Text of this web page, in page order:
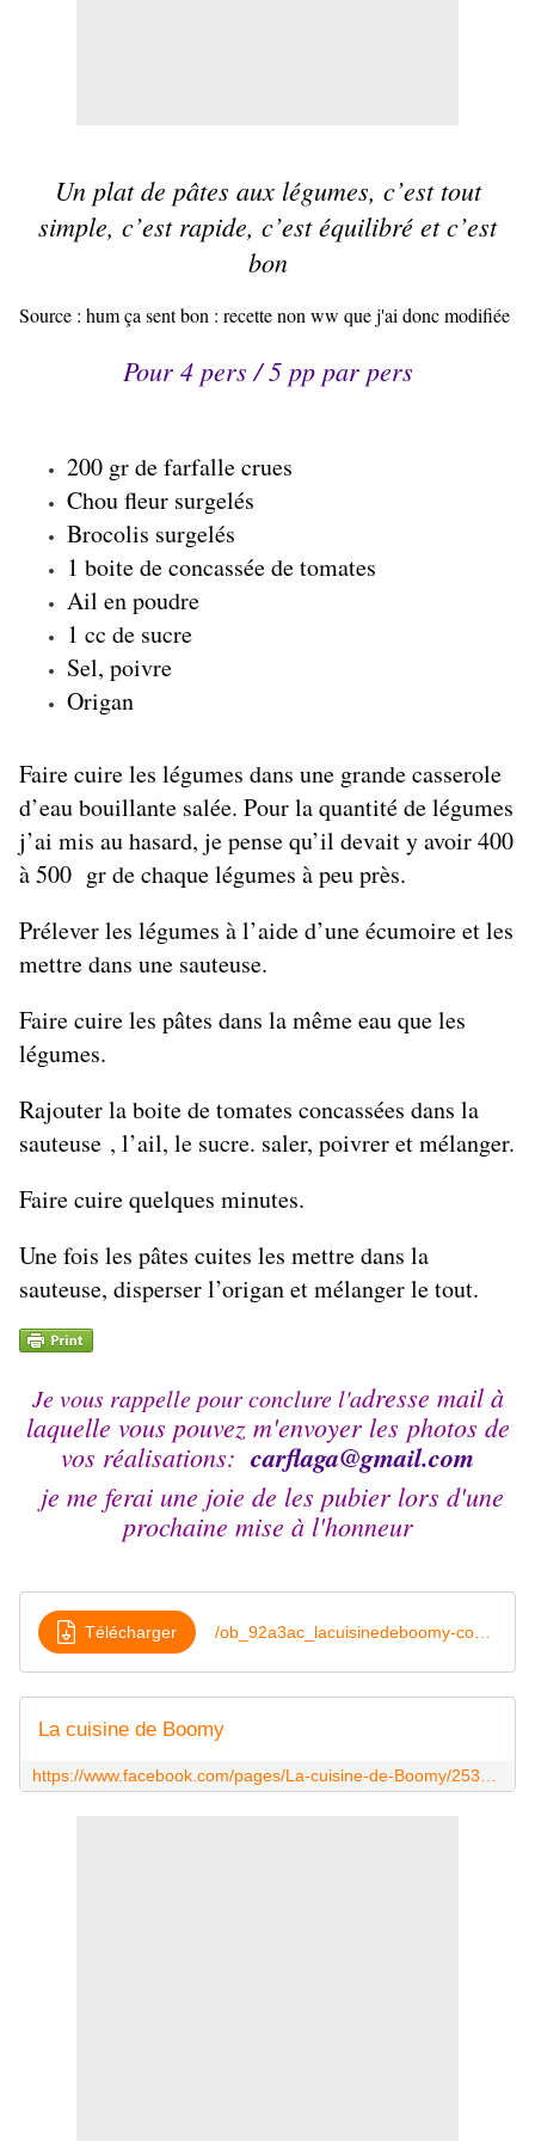
Un plat de pâtes aux légumes, c’est tout
simple, c’est rapide, c’est équilibré et c’est
bon
Source : hum ça sent bon : recette non ww que j'ai donc modifiée
Pour 4 pers /5 pppar pers
200 gr de farfalle crues
Chou fleur surgelés
Brocolis surgelés
1 boite de concassée de tomates
Ail en poudre
1 cc de sucre
Sel, poivre
Origan
Faire cuire les légumes dans une grande casserole
d’eau bouillante salée. Pour la quantité de légumes
j’ai mis au hasard, je pense qu’il devait y avoir 400
à 500 gr de chaque légumes à peu près.
Prélever les légumes à l’aide d’une écumoire et les
mettre dans une sauteuse.
Faire cuire les pâtes dans la même eau que les
légumes.
Rajouter la boite de tomates concassées dans la
sauteuse , l’ail, le sucre. saler, poivrer et mélanger.
Faire cuire quelques minutes.
Une fois les pâtes cuites les mettre dans la
sauteuse, disperser l’origan et mélanger le tout.
Je vous rappelle pour conclure l'adresse mail à
laquelle vous pouvez m'envoyer les photos de
vos réalisations: carflaga@gmail.com
je me ferai une joie de les pubier lors d'une
prochaine mise à l'honneur
Télécharger
La cuisine de Boomy